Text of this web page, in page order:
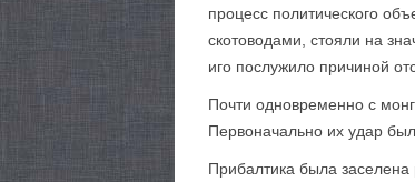
процесс политического
ското­водами, стояли на
иго послужило причиной
Почти одновременно с
Первоначально их удар
Прибалтика была